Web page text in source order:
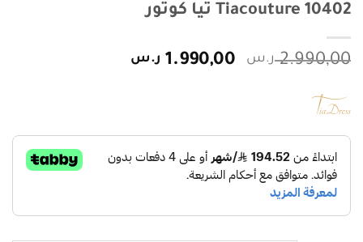
Tiacouture 10402 تيا كوتور
2.990,00 ر.س
السعر
1.990,00 ر.س